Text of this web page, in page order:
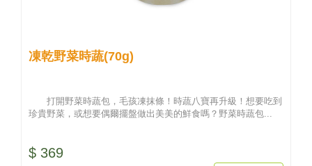
凍乾野菜時蔬(70g)
打開野菜時蔬包，毛孩凍抹條！時蔬八寶再升級！想要吃到
珍貴野菜，或想要偶爾擺盤做出美美的鮮食嗎？野菜時蔬包...
$ 369